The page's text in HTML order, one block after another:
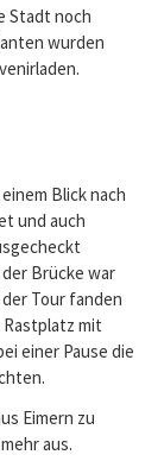
Stadt noch
wurden
Blick nach
und auch
Brücke war
Tour fanden
mit
einer Pause die
Eimern zu
aus.